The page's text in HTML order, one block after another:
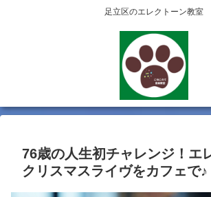
足立区のエレクトーン教室
76歳の人生初チャレンジ！エ
クリスマスライヴをカフェで♪